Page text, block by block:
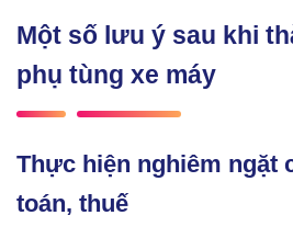
Một số lưu ý sau khi
phụ tùng xe máy
Thực hiện nghiêm ngặt
toán, thuế